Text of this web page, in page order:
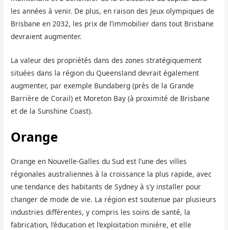
les années à venir. De plus, en raison des Jeux olympiques de
Brisbane en 2032, les prix de l’immobilier dans tout Brisbane
devraient augmenter.
La valeur des propriétés dans des zones stratégiquement
situées dans la région du Queensland devrait également
augmenter, par exemple Bundaberg (près de la Grande
Barrière de Corail) et Moreton Bay (à proximité de Brisbane
et de la Sunshine Coast).
Orange
Orange en Nouvelle-Galles du Sud est l’une des villes
régionales australiennes à la croissance la plus rapide, avec
une tendance des habitants de Sydney à s’y installer pour
changer de mode de vie. La région est soutenue par plusieurs
industries différentes, y compris les soins de santé, la
fabrication, l’éducation et l’exploitation minière, et elle